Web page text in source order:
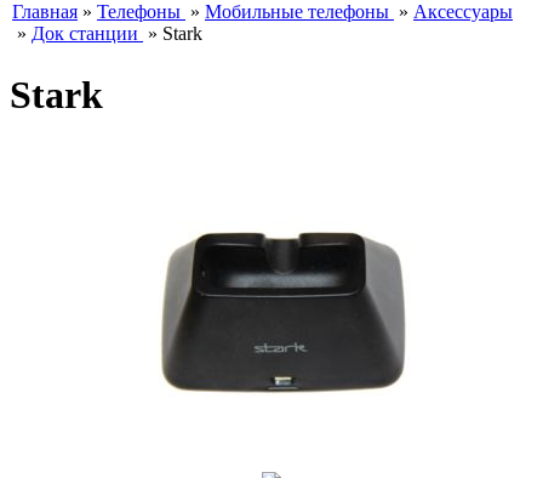
Главная » Телефоны » Мобильные телефоны » Аксессуары
» Док станции » Stark
Stark